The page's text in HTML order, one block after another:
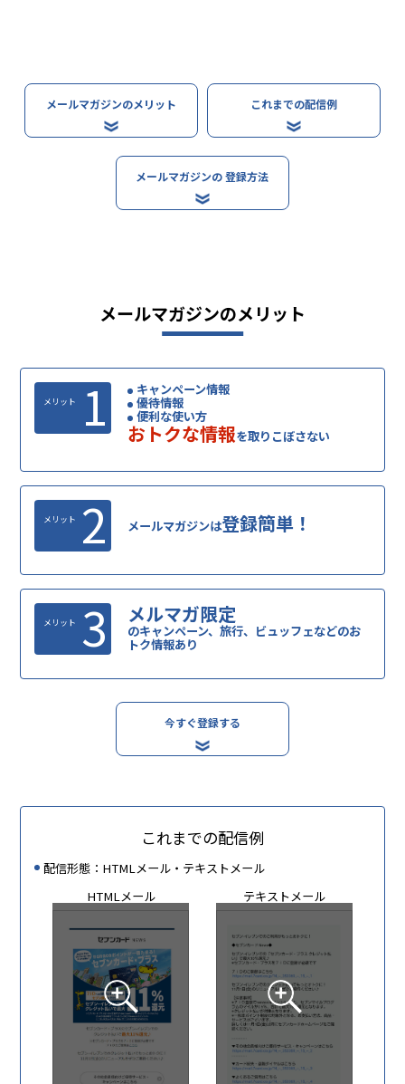
メールマガジンのメリット これまでの配信例
メールマガジンの登録方法
メールマガジンのメリット
メリット 1 キャンペーン情報
優待情報
便利な使い方
おトクな情報を取りこぼさない
メリット 2 メールマガジンは登録簡単！
メリット 3 メルマガ限定
のキャンペーン、旅行、ビュッフェなどのお
トク情報あり
今すぐ登録する
これまでの配信例
配信形態：HTMLメール・テキストメール
HTMLメール
テキストメール